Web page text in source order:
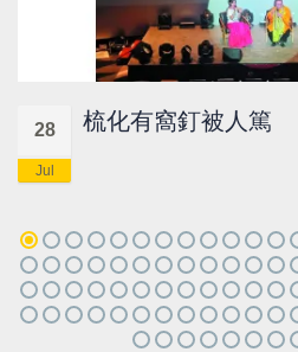
28
Jul
梳化有窩釘被人篤